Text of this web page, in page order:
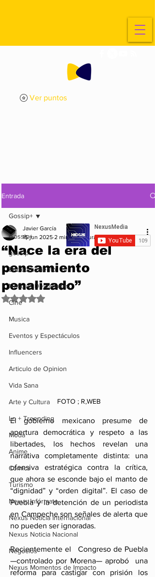
Ver puntos
Entrada
Gossip+
gossip
Entretenimiento
Noticias Destacadas
Cine
Musica
Eventos y Espectáculos
Influencers
Articulo de Opinion
Vida Sana
Arte y Cultura
Lo + Treending
Moda
Anime
Comics
Turismo
Nexus Infórmate
Nexus Noticia Internacional
Nexus Noticia Nacional
Negocios
Nexus Momentos de Impacto
Gossip+
“Nace la era del
pensamiento
penalizado”
Javier García
15 jun 2025 2 min de lectura
Obtuvo NaN de 5 estrellas.
FOTO ; R,WEB
El gobierno mexicano presume de
apertura democrática y respeto a las
libertades, los hechos revelan una
narrativa completamente distinta: una
ofensiva estratégica contra la crítica,
que ahora se esconde bajo el manto de
“dignidad” y “orden digital”. El caso de
Puebla y la detención de un periodista
en Campeche son señales de alerta que
no pueden ser ignoradas.
Recientemente el
Congreso de Puebla
—controlado por Morena— aprobó  una
reforma para castigar con prisión los